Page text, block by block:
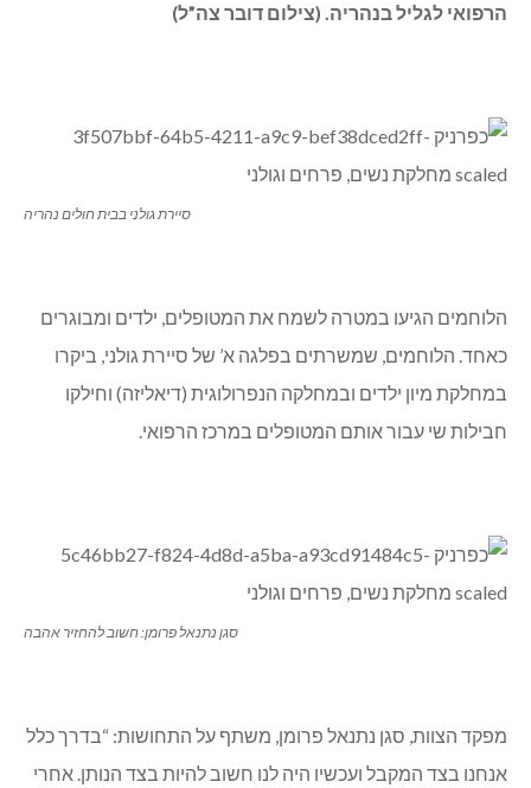
הרפואי לגליל בנהריה. (צילום דובר צה”ל)
סיירת גולני בבית חולים נהריה
הלוחמים הגיעו במטרה לשמח את המטופלים, ילדים ומבוגרים
כאחד. הלוחמים, שמשרתים בפלגה א’ של סיירת גולני, ביקרו
במחלקת מיון ילדים ובמחלקה הנפרולוגית (דיאליזה) וחילקו
חבילות שי עבור אותם המטופלים במרכז הרפואי.
סגן נתנאל פרומן: חשוב להחזיר אהבה
מפקד הצוות, סגן נתנאל פרומן, משתף על התחושות: “בדרך כלל
אנחנו בצד המקבל ועכשיו היה לנו חשוב להיות בצד הנותן. אחרי